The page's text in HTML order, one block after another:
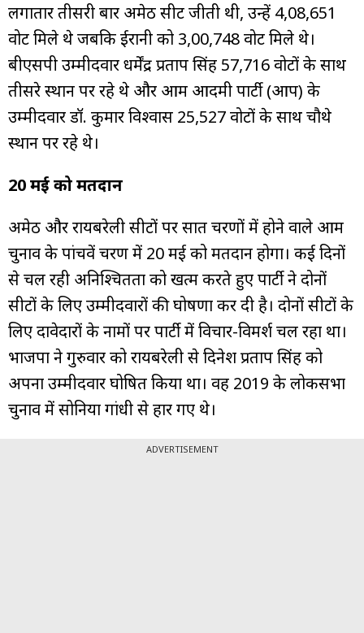
लगातार तीसरी बार अमेठी सीट जीती थी, उन्हें 4,08,651
वोट मिले थे जबकि ईरानी को 3,00,748 वोट मिले थे।
बीएसपी उम्मीदवार धर्मेंद्र प्रताप सिंह 57,716 वोटों के साथ
तीसरे स्थान पर रहे थे और आम आदमी पार्टी (आप) के
उम्मीदवार डॉ. कुमार विश्वास 25,527 वोटों के साथ चौथे
स्थान पर रहे थे।
20 मई को मतदान
अमेठी और रायबरेली सीटों पर सात चरणों में होने वाले आम
चुनाव के पांचवें चरण में 20 मई को मतदान होगा। कई दिनों
से चल रही अनिश्चितता को खत्म करते हुए पार्टी ने दोनों
सीटों के लिए उम्मीदवारों की घोषणा कर दी है। दोनों सीटों के
लिए दावेदारों के नामों पर पार्टी में विचार-विमर्श चल रहा था।
भाजपा ने गुरुवार को रायबरेली से दिनेश प्रताप सिंह को
अपना उम्मीदवार घोषित किया था। वह 2019 के लोकसभा
चुनाव में सोनिया गांधी से हार गए थे।
ADVERTISEMENT